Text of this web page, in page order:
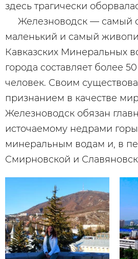
здесь трагически
Железноводск — самый
маленький и самый
Кавказских Минеральных
города составляет более
человек. Своим
признанием в качестве
Железноводск обязан
источаемому недрами
минеральным водам и, в
Смирновской и